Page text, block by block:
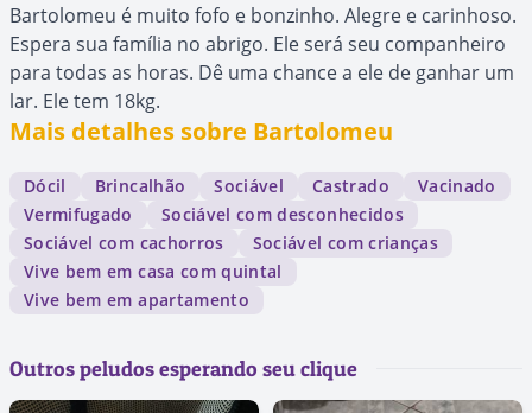
Bartolomeu é muito fofo e bonzinho. Alegre e carinhoso.
Espera sua família no abrigo. Ele será seu companheiro
para todas as horas. Dê uma chance a ele de ganhar um
lar. Ele tem 18kg.
Mais detalhes sobre Bartolomeu
Dócil Brincalhão Sociável Castrado
Vacinado
Vermifugado
Sociável com desconhecidos
Sociável com cachorros
Sociável com crianças
Vive bem em casa com quintal
Vive bem em apartamento
Outros peludos esperando seu clique